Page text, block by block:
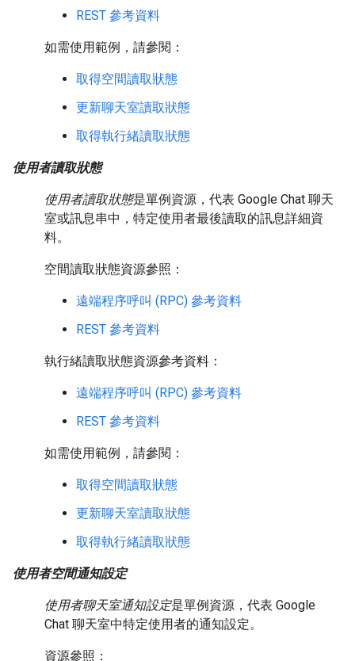
REST 參考資料
如需使用範例，請參閱：
取得空間讀取狀態
更新聊天室讀取狀態
取得執行緒讀取狀態
使用者讀取狀態
使用者讀取狀態是單例資源，代表 Google Chat 聊天
室或訊息串中，特定使用者最後讀取的訊息詳細資
料。
空間讀取狀態資源參照：
遠端程序呼叫 (RPC) 參考資料
REST 參考資料
執行緒讀取狀態資源參考資料：
遠端程序呼叫 (RPC) 參考資料
REST 參考資料
如需使用範例，請參閱：
取得空間讀取狀態
更新聊天室讀取狀態
取得執行緒讀取狀態
使用者空間通知設定
使用者聊天室通知設定是單例資源，代表 Google
Chat 聊天室中特定使用者的通知設定。
資源參照：